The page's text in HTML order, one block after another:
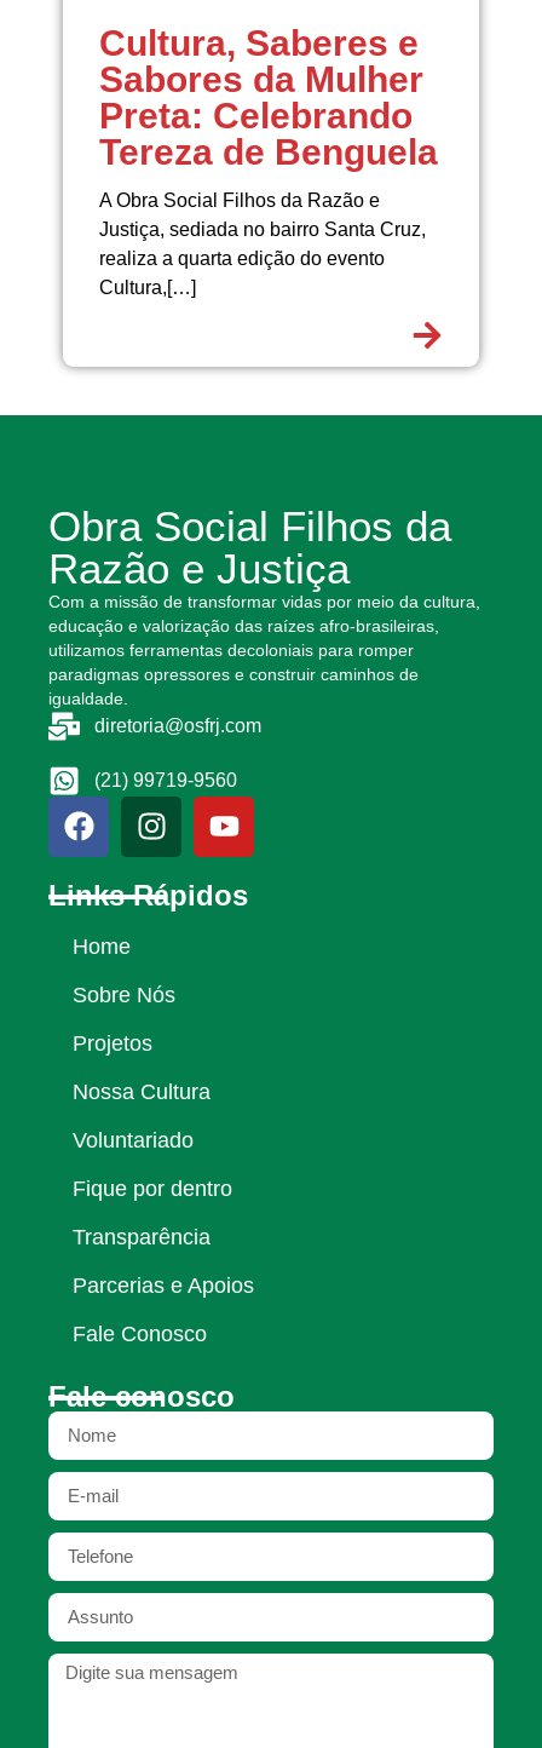
Cultura, Saberes e
Sabores da Mulher
Preta: Celebrando
Tereza de Benguela
A Obra Social Filhos da Razão e
Justiça, sediada no bairro Santa Cruz,
realiza a quarta edição do evento
Cultura,[…]
Obra Social Filhos da
Razão e Justiça
Com a missão de transformar vidas por meio da cultura,
educação e valorização das raízes afro-brasileiras,
utilizamos ferramentas decoloniais para romper
paradigmas opressores e construir caminhos de
igualdade.
diretoria@osfrj.com
(21) 99719-9560
Links Rápidos
Home
Sobre Nós
Projetos
Nossa Cultura
Voluntariado
Fique por dentro
Transparência
Parcerias e Apoios
Fale Conosco
Fale conosco